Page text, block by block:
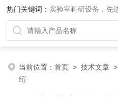
热门关键词： 实验室科研设备，先
当前位置：首页 >技术文章
绍